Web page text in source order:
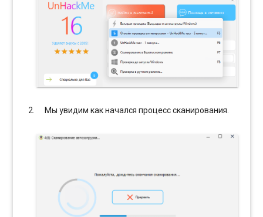
Мы увидим как начался процесс сканирования.